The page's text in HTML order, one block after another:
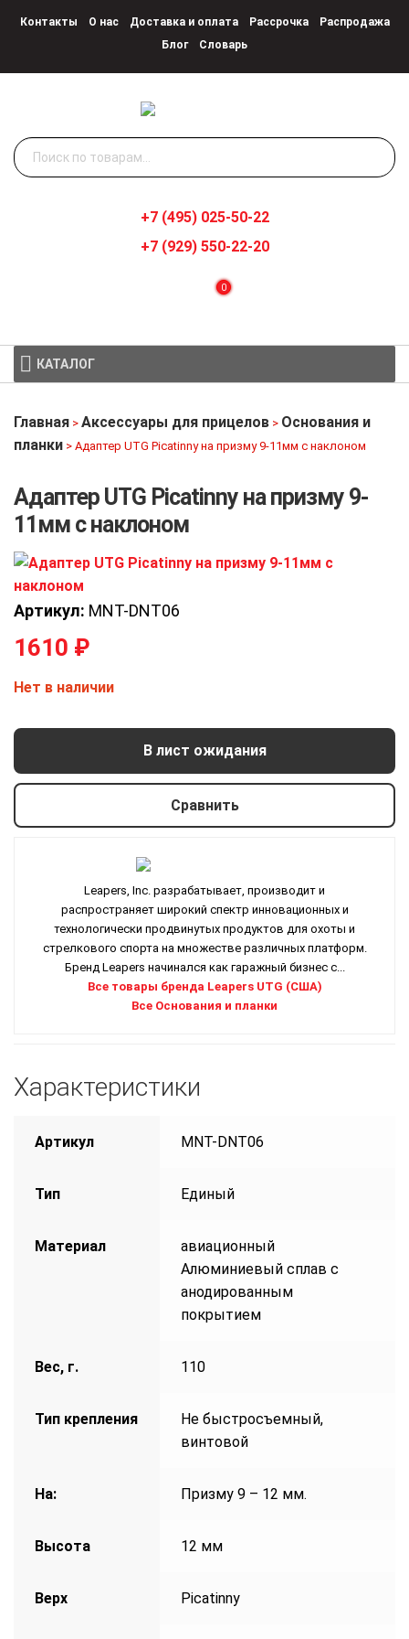
Контакты О нас Доставка и оплата Рассрочка
Распродажа
Блог
Словарь
Искать:
0
+7 (495) 025-50-22
+7 (929) 550-22-20
КАТАЛОГ
Главная > Аксессуары для прицелов > Основания и
планки > Адаптер UTG Picatinny на призму 9-11мм с наклоном
Адаптер UTG Picatinny на призму 9-
11мм с наклоном
Артикул: MNT-DNT06
1610 ₽
Нет в наличии
В лист ожидания
Сравнить
Leapers, Inc. разрабатывает, производит и
распространяет широкий спектр инновационных и
технологически продвинутых продуктов для охоты и
стрелкового спорта на множестве различных платформ.
Бренд Leapers начинался как гаражный бизнес с...
Все товары бренда Leapers UTG (США)
Все Основания и планки
Характеристики
Артикул MNT-DNT06
Тип Единый
Материал
авиационный
Алюминиевый сплав с
анодированным
покрытием
Вес, г. 110
Тип крепления
Не быстросъемный,
винтовой
На: Призму 9 – 12 мм.
Высота 12 мм
Верх Picatinny